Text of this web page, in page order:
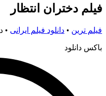
فیلم دختران انتظار
فیلم ترین • دانلود فیلم ایرانی •
باکس دانلود